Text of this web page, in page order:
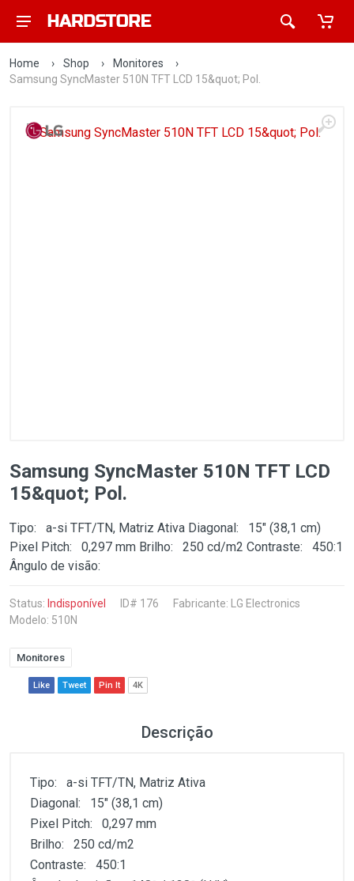
Home › Shop › Monitores
›
Samsung SyncMaster 510N TFT LCD 15&quot; Pol.
Samsung SyncMaster 510N TFT LCD
15&quot; Pol.
Tipo: a-si TFT/TN, Matriz Ativa Diagonal: 15" (38,1 cm)
Pixel Pitch: 0,297 mm Brilho: 250 cd/m2 Contraste: 450:1
Ângulo de visão:
Status: Indisponível ID# 176 Fabricante:
LG Electronics
Modelo: 510N
Monitores
Like Tweet Pin It 4K
Descrição
Tipo: a-si TFT/TN, Matriz Ativa
Diagonal: 15" (38,1 cm)
Pixel Pitch: 0,297 mm
Brilho: 250 cd/m2
Contraste: 450:1